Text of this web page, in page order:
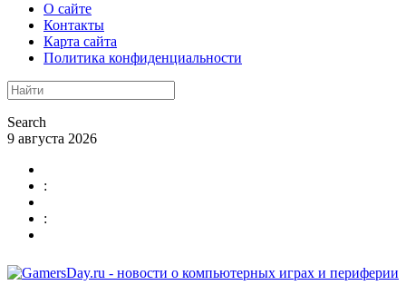
О сайте
Контакты
Карта сайта
Политика конфиденциальности
Search
9 августа 2026
:
: